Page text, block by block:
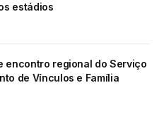
estádios
encontro regional do Serviço
de Vínculos e Família